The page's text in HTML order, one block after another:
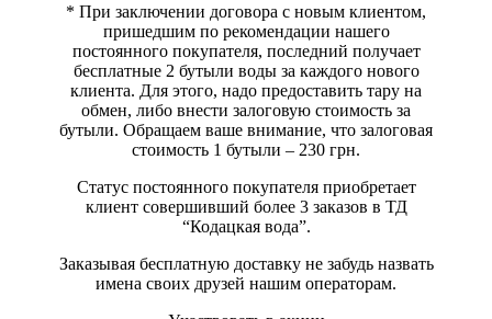
* При заключении договора с новым клиентом,
пришедшим по рекомендации нашего
постоянного покупателя, последний получает
бесплатные 2 бутыли воды за каждого нового
клиента. Для этого, надо предоставить тару на
обмен, либо внести залоговую стоимость за
бутыли. Обращаем ваше внимание, что залоговая
стоимость 1 бутыли – 230 грн.
Статус постоянного покупателя приобретает
клиент совершивший более 3 заказов в ТД
“Кодацкая вода”.
Заказывая бесплатную доставку не забудь назвать
имена своих друзей нашим операторам.